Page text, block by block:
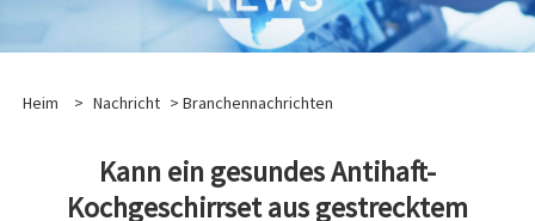
Heim > Nachricht > Branchennachrichten
Kann ein gesundes Antihaft-
Kochgeschirrset aus gestrecktem